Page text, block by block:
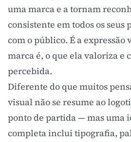
uma marca e a tornam
consistente em todos os seus
com o público. É a expressão
marca é, o que ela valoriza e
percebida.
Diferente do que muitos
visual não se resume ao
ponto de partida — mas uma
completa incluitipografia,